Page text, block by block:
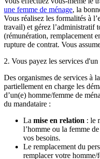
une femme de ménage, la
Vous réalisez les formalités à
travail) et gérez l’administratif
(rémunération, remplacement
rupture de contrat. Vous
2. Vous payez les services
Des organismes de services à
partiellement en charge les
d’un(e) homme/femme de
du mandataire :
La mise en relation : le
l’homme ou la femme
vos besoins.
Le remplacement du
remplacer votre homme/